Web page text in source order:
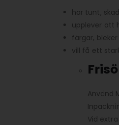
har tunt,
upplever att
färgar,
vill få ett
Använd
Vid